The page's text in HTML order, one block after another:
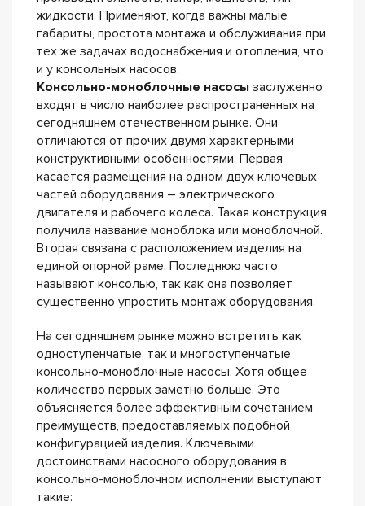
жидкости. Применяют, когда важны малые
габариты, простота монтажа и обслуживания при
тех же задачах водоснабжения и отопления, что
и у консольных насосов.
Консольно-моноблочные насосы заслуженно
входят в число наиболее распространенных на
сегодняшнем отечественном рынке. Они
отличаются от прочих двумя характерными
конструктивными особенностями. Первая
касается размещения на одном двух ключевых
частей оборудования – электрического
двигателя и рабочего колеса. Такая конструкция
получила название моноблока или моноблочной.
Вторая связана с расположением изделия на
единой опорной раме. Последнюю часто
называют консолью, так как она позволяет
существенно упростить монтаж оборудования.
На сегодняшнем рынке можно встретить как
одноступенчатые, так и многоступенчатые
консольно-моноблочные насосы. Хотя общее
количество первых заметно больше. Это
объясняется более эффективным сочетанием
преимуществ, предоставляемых подобной
конфигурацией изделия. Ключевыми
достоинствами насосного оборудования в
консольно-моноблочном исполнении выступают
такие: